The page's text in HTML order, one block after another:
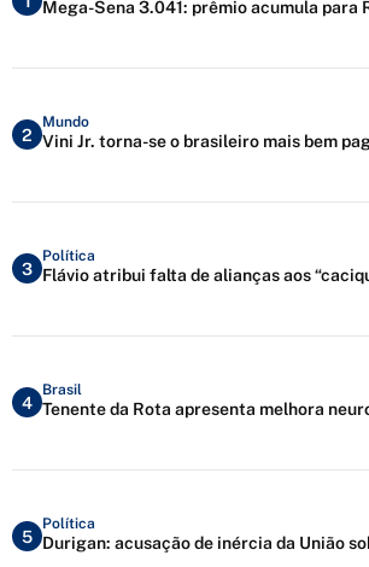
Mega-Sena 3.041: prêmio acumula para
2
Mundo
Vini Jr. torna-se o brasileiro mais bem
3
Política
Flávio atribui falta de alianças aos
4
Brasil
Tenente da Rota apresenta melhora
5
Política
Durigan: acusação de inércia da União